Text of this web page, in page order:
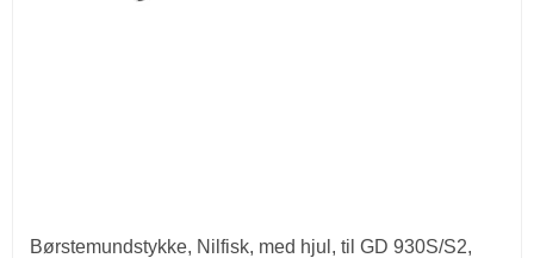
Børstemundstykke, Nilfisk, med hjul, til GD 930S/S2,